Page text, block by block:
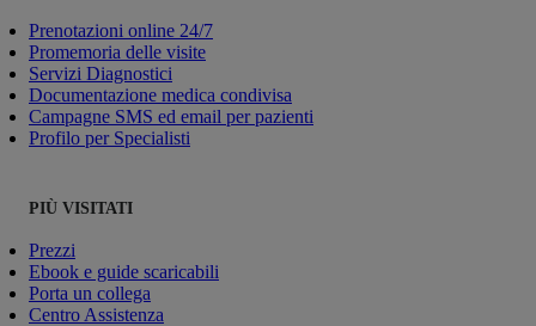
Prenotazioni online 24/7
Promemoria delle visite
Servizi Diagnostici
Documentazione medica condivisa
Campagne SMS ed email per pazienti
Profilo per Specialisti
PIÙ VISITATI
Prezzi
Ebook e guide scaricabili
Porta un collega
Centro Assistenza